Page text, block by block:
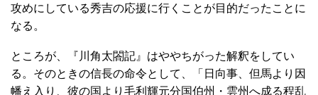
攻めにしている秀吉の応援に行くことが目的だったことに
なる。
ところが、『川角太閤記』はややちがった解釈をしてい
る。そのときの信長の命令として、「日向事、但馬より因
幡え入り、彼の国より毛利輝元分国伯州・雲州へ成る程乱